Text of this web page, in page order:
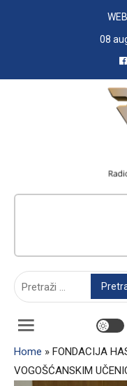
08
Home » FONDACIJA
VOGOŠĆANSKIM